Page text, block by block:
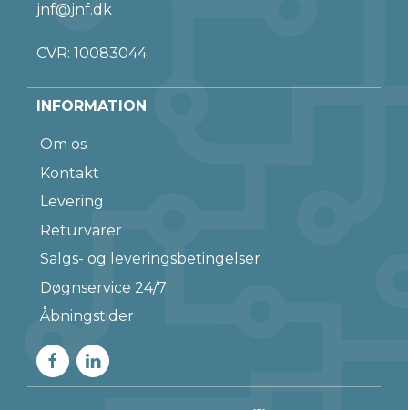
jnf@jnf.dk
CVR: 10083044
INFORMATION
Om os
Kontakt
Levering
Returvarer
Salgs- og leveringsbetingelser
Døgnservice 24/7
Åbningstider